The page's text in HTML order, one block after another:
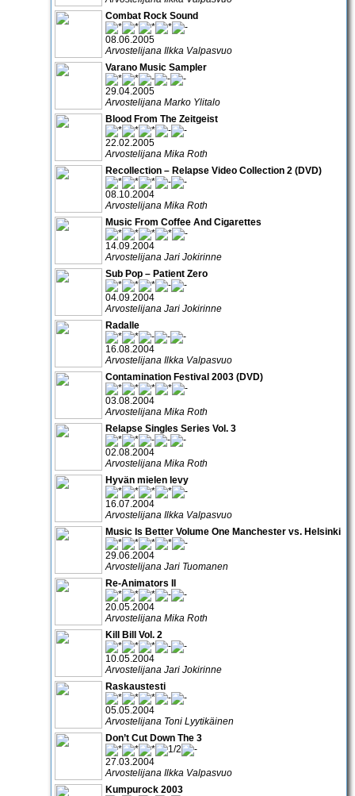
Combat Rock Sound
08.06.2005
Arvostelijana Ilkka Valpasvuo
Varano Music Sampler
29.04.2005
Arvostelijana Marko Ylitalo
Blood From The Zeitgeist
22.02.2005
Arvostelijana Mika Roth
Recollection – Relapse Video Collection 2 (DVD)
08.10.2004
Arvostelijana Mika Roth
Music From Coffee And Cigarettes
14.09.2004
Arvostelijana Jari Jokirinne
Sub Pop – Patient Zero
04.09.2004
Arvostelijana Jari Jokirinne
Radalle
16.08.2004
Arvostelijana Ilkka Valpasvuo
Contamination Festival 2003 (DVD)
03.08.2004
Arvostelijana Mika Roth
Relapse Singles Series Vol. 3
02.08.2004
Arvostelijana Mika Roth
Hyvän mielen levy
16.07.2004
Arvostelijana Ilkka Valpasvuo
Music Is Better Volume One Manchester vs. Helsinki
29.06.2004
Arvostelijana Jari Tuomanen
Re-Animators II
20.05.2004
Arvostelijana Mika Roth
Kill Bill Vol. 2
10.05.2004
Arvostelijana Jari Jokirinne
Raskaustesti
05.05.2004
Arvostelijana Toni Lyytikäinen
Don’t Cut Down The 3
27.03.2004
Arvostelijana Ilkka Valpasvuo
Kumpurock 2003